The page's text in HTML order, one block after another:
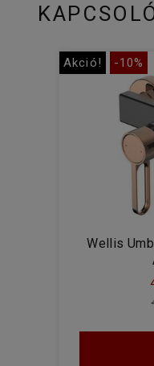
Akció! -10%
Wellis